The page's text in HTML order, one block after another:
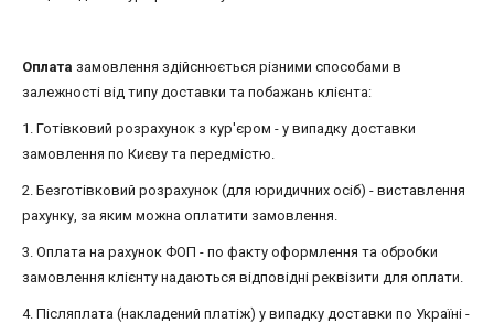
Оплата замовлення здійснюється різними способами в
залежності від типу доставки та побажань клієнта:
1. Готівковий розрахунок з кур'єром - у випадку доставки
замовлення по Києву та передмістю.
2. Безготівковий розрахунок (для юридичних осіб) - виставлення
рахунку, за яким можна оплатити замовлення.
3. Оплата на рахунок ФОП - по факту оформлення та обробки
замовлення клієнту надаються відповідні реквізити для оплати.
4. Післяплата (накладений платіж) у випадку доставки по Україні -